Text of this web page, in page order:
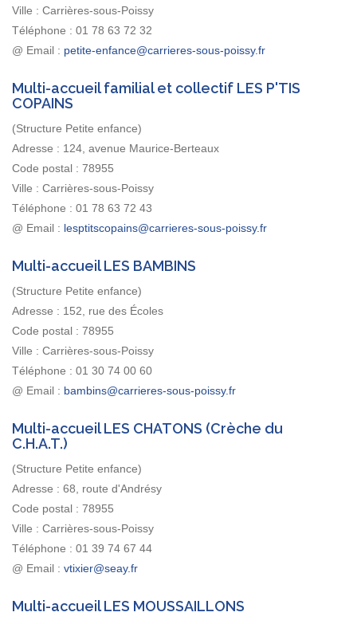
Ville : Carrières-sous-Poissy
Téléphone : 01 78 63 72 32
@ Email :
Multi-accueil familial et collectif LES P'TIS
COPAINS
(Structure Petite enfance)
Adresse : 124, avenue Maurice-Berteaux
Code postal : 78955
Ville : Carrières-sous-Poissy
Téléphone : 01 78 63 72 43
@ Email :
Multi-accueil LES BAMBINS
(Structure Petite enfance)
Adresse : 152, rue des Écoles
Code postal : 78955
Ville : Carrières-sous-Poissy
Téléphone : 01 30 74 00 60
@ Email :
Multi-accueil LES CHATONS (Crèche du
C.H.A.T.)
(Structure Petite enfance)
Adresse : 68, route d'Andrésy
Code postal : 78955
Ville : Carrières-sous-Poissy
Téléphone : 01 39 74 67 44
@ Email :
Multi-accueil LES MOUSSAILLONS